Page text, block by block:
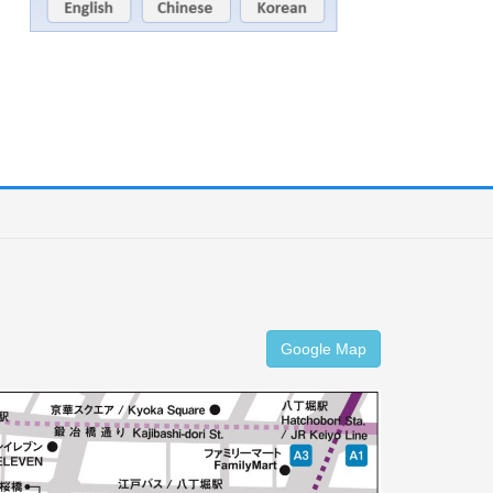
Google Map